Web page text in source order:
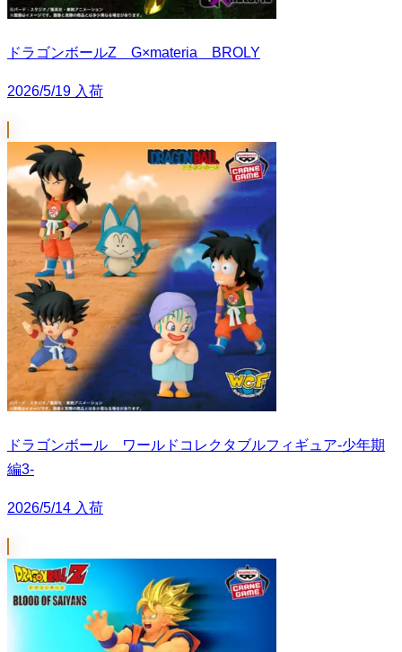
ドラゴンボールZ G×materia BROLY
2026/5/19 入荷
ドラゴンボール ワールドコレクタブルフィギュア-少年期
編3-
2026/5/14 入荷